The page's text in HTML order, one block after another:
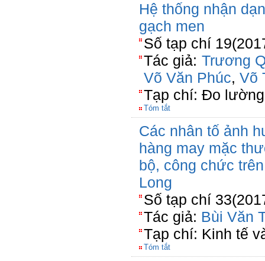
Hệ thống nhận
gạch men
Số tạp chí
Tác giả: Trương
Võ Văn Phúc, Võ
Tạp chí: Đo
Tóm tắt
Các nhân tố ảnh
hàng may mặc
bộ, công chức
Long
Số tạp chí
Tác giả: Bùi Văn
Tạp chí: Kinh tế
Tóm tắt